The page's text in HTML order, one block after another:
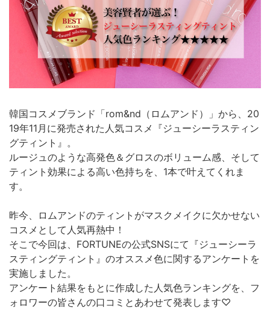
韓国コスメブランド「rom&nd（ロムアンド）」から、20
19年11月に発売された人気コスメ『ジューシーラスティン
グティント』。
ルージュのような高発色＆グロスのボリューム感、そして
ティント効果による高い色持ちを、1本で叶えてくれま
す。
昨今、ロムアンドのティントがマスクメイクに欠かせない
コスメとして人気再熱中！
そこで今回は、FORTUNEの公式SNSにて『ジューシーラ
スティングティント』のオススメ色に関するアンケートを
実施しました。
アンケート結果をもとに作成した人気色ランキングを、フ
ォロワーの皆さんの口コミとあわせて発表します♡